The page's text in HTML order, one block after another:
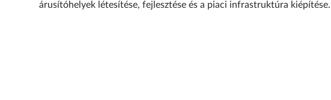
árusítóhelyek létesítése, fejlesztése és a piaci infrastruktúra kiépítése.